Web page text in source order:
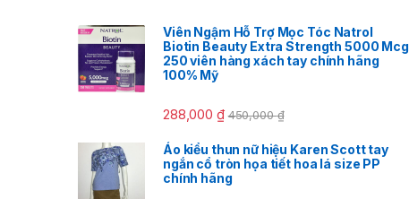
Viên Ngậm Hỗ Trợ Mọc Tóc Natrol
Biotin Beauty Extra Strength 5000 Mcg
250 viên hàng xách tay chính hãng
100% Mỹ
288,000 ₫ 450,000₫
Áo kiểu thun nữ hiệu Karen Scott tay
ngắn cổ tròn họa tiết hoa lá size PP
chính hãng